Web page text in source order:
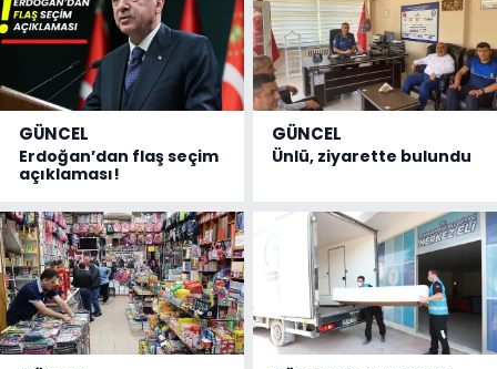
GÜNCEL
Erdoğan’dan flaş seçim
açıklaması!
GÜNCEL
Ünlü, ziyarette bulundu